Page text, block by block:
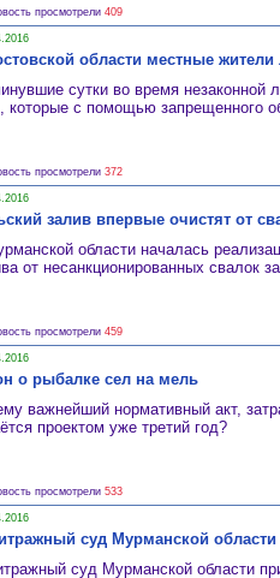
просмотрели 409
области местные
сутки во время незаконной
которые с помощью запрещенного
просмотрели 372
залив впервые очистят от
области началась
от несанкционированных свалок
просмотрели 459
о рыбалке сел на мель
важнейший нормативный акт,
проектом уже третий год?
просмотрели 533
суд Мурманской
суд Мурманской области